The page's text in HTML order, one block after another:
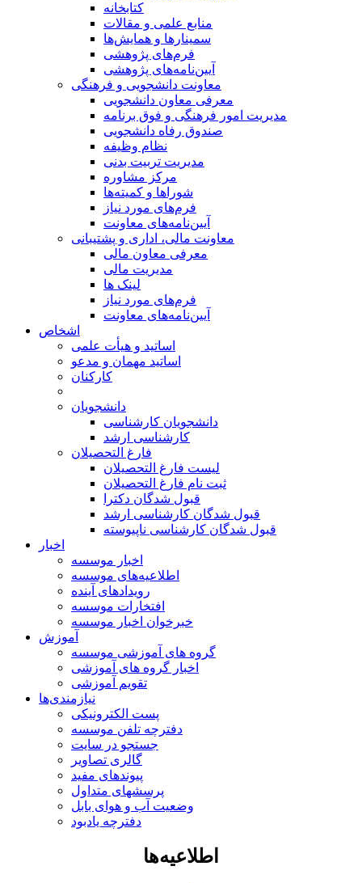
کتابخانه
منابع علمی و مقالات
سمینارها و همایش‌ها
فرم‌های پژوهشی
آیین‌نامه‌های پژوهشی
معاونت دانشجویی و فرهنگی
معرفی معاون دانشجویی
مدیریت امور فرهنگی و فوق برنامه
صندوق رفاه دانشجویی
نظام وظیفه
مدیریت تربیت بدنی
مرکز مشاوره
شوراها و کمیته‌ها
فرم‌های مورد نیاز
آیین‌نامه‌های معاونت
معاونت مالی، اداری و پشتیبانی
معرفی معاون مالی
مدیریت مالی
لینک ها
فرم‌های مورد نیاز
آیین‌نامه‌های معاونت
اشخاص
اساتید و هیأت علمی
اساتید مهمان و مدعو
کارکنان
دانشجویان
دانشجویان کارشناسی
کارشناسی ارشد
فارغ التحصیلان
لیست فارغ التحصیلان
ثبت نام فارغ التحصیلان
قبول شدگان دکترا
قبول شدگان کارشناسی ارشد
قبول شدگان کارشناسی ناپیوسته
اخبار
اخبار موسسه
اطلاعیه‌های موسسه
رویدادهای آینده
افتخارات موسسه
خبرخوان اخبار موسسه
آموزش
گروه های آموزشی موسسه
اخبار گروه های آموزشی
تقویم آموزشی
نیازمندی‌ها
پست الکترونیکی
دفترچه تلفن موسسه
جستجو در سایت
گالری تصاویر
پیوندهای مفید
پرسشهای متداول
وضعیت آب و هوای بابل
دفترچه یادبود
اطلاعیه‌ها